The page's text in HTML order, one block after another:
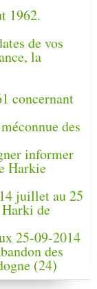
1962.
de vos
la
concernant
des
informer
Harkie
juillet au 25
de
25-09-2014
des
(24)